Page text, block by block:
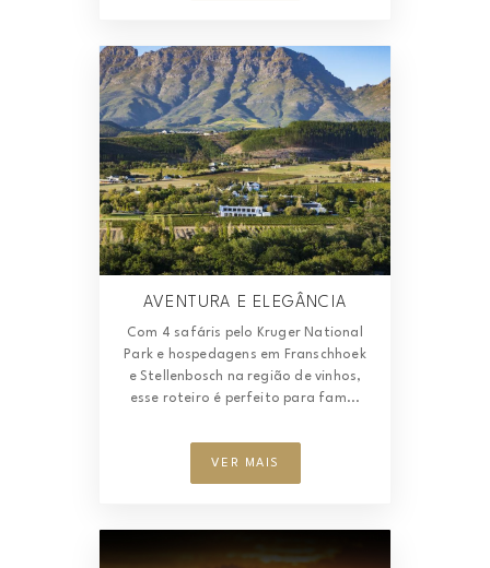
AVENTURA E ELEGÂNCIA
Com 4 safáris pelo Kruger National
Park e hospedagens em Franschhoek
e Stellenbosch na região de vinhos,
esse roteiro é perfeito para fam...
VER MAIS